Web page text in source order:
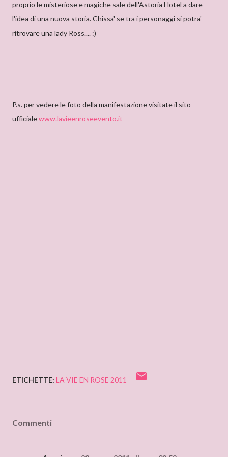
proprio le misteriose e magiche sale dell'Astoria Hotel a dare
l'idea di una nuova storia. Chissa' se tra i personaggi si potra'
ritrovare una lady Ross.... :)
P.s. per vedere le foto della manifestazione visitate il sito
ufficialewww.lavieenroseevento.it
ETICHETTE: LA VIE EN ROSE 2011
Commenti